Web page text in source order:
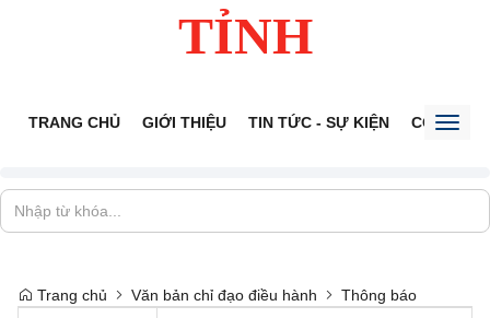
TỈNH
TRANG CHỦ GIỚI THIỆU TIN TỨC - SỰ KIỆN CỔNG
Trang chủ Văn bản chỉ đạo điều hành
Thông báo